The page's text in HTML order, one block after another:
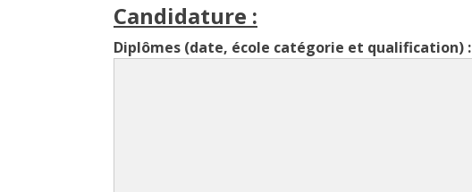
Candidature :
Diplômes (date, école catégorie et qualification) :